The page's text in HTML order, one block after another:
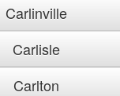
Carlinville
Carlisle
Carlton